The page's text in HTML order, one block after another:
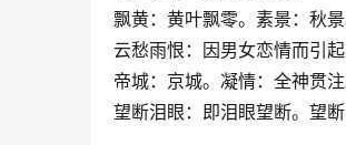
飘黄：黄叶飘零。素景：秋
云愁雨恨：因男女恋情而引起
帝城：京城。凝情：全神贯注
望断泪眼：即泪眼望断。望断